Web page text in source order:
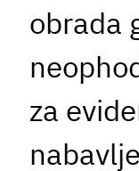
obrada
za